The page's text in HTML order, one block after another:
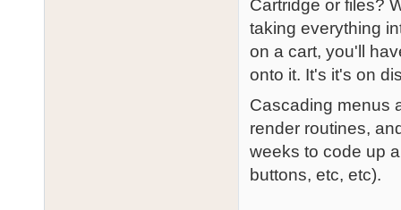
Cartridge or files?
taking everything
on a cart, you'll
onto it. It's it's on
Cascading menus
render routines,
weeks to code up
buttons, etc, etc).